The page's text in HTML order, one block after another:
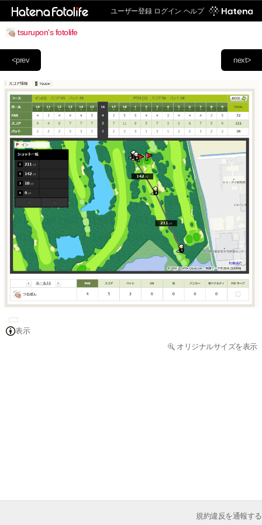
ユーザー登録 ログイン ヘルプ
tsurupon's fotolife
next>
<prev
表示
オリジナルサイズを表示
規約違反を通報する